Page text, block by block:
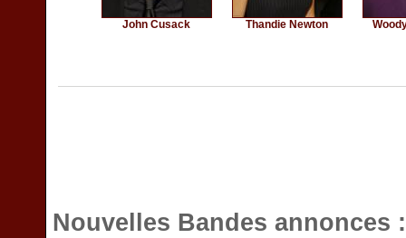
John Cusack Thandie Newton
Nouvelles Bandes annonces